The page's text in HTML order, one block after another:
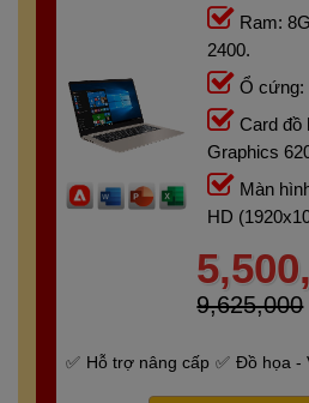
Ram:
2400.
Ổ cứng:
Card đồ
Graphics
Màn
HD
9,625,000
Hỗ trợ nâng cấp
Đồ họa -
Bảo hành 6 tháng